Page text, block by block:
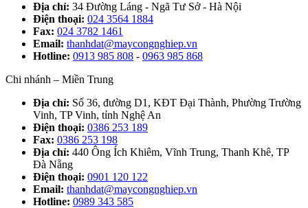
Địa chỉ: 34 Đường Láng - Ngã Tư Sở - Hà Nội
Điện thoại: 024 3564 1884
Fax: 024 3782 1461
Email: thanhdat@maycongnghiep.vn
Hotline: 0913 985 808 - 0963 985 868
Chi nhánh – Miền Trung
Địa chỉ: Số 36, đường D1, KĐT Đại Thành, Phường Trường
Vinh, TP Vinh, tỉnh Nghệ An
Điện thoại: 0386 253 189
Fax: 0386 253 198
Địa chỉ: 440 Ông Ích Khiêm, Vĩnh Trung, Thanh Khê, TP
Đà Nẵng
Điện thoại: 0901 120 122
Email: thanhdat@maycongnghiep.vn
Hotline: 0989 343 585